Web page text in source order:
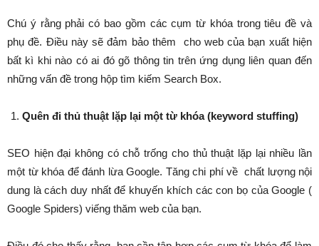
Chú ý rằng phải có bao gồm các cụm từ khóa trong tiêu đề và
phụ đề. Điều này sẽ đảm bảo thêm cho web của bạn xuất hiện
bất kì khi nào có ai đó gõ thông tin trên ứng dụng liên quan đến
những vấn đề trong hộp tìm kiếm Search Box.
Quên đi thủ thuật lặp lại một từ khóa (keyword stuffing)
SEO hiện đại không có chỗ trống cho thủ thuật lặp lại nhiều lần
một từ khóa để đánh lừa Google. Tăng chi phí về chất lượng nội
dung là cách duy nhất để khuyến khích các con bọ của Google (
Google Spiders) viếng thăm web của bạn.